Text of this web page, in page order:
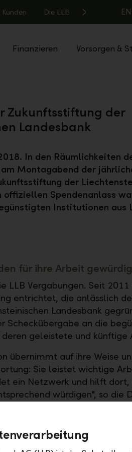
Die LLB
EN
Finanzieren Vorsorgen &
Zukunftsstiftung der
Landesbank
In den Räumlichkeiten
Montagabend der
der
offiziellen Spendenanlass
Institutionen aus
für ihre Arbeit
LLB Vergabungen. Seit
entrichtet, die anlässlich
Landesbank
Scheckübergabe an die
geleistete und künftige
übernimmt auf ihre Weise
Sie leistet wichtige
ein Netzwerk und hilft
würdigen", so die
und Umwelt